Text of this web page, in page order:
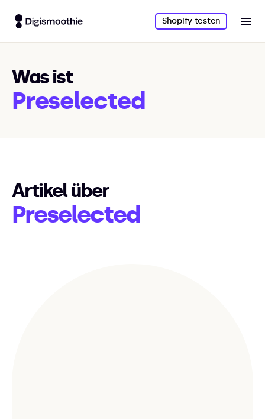
Shopify testen
Was ist
Preselected
Artikel über
Preselected